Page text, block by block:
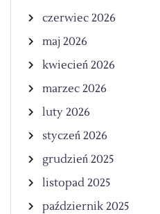
czerwiec 2026
maj 2026
kwiecień 2026
marzec 2026
luty 2026
styczeń 2026
grudzień 2025
listopad 2025
październik 2025